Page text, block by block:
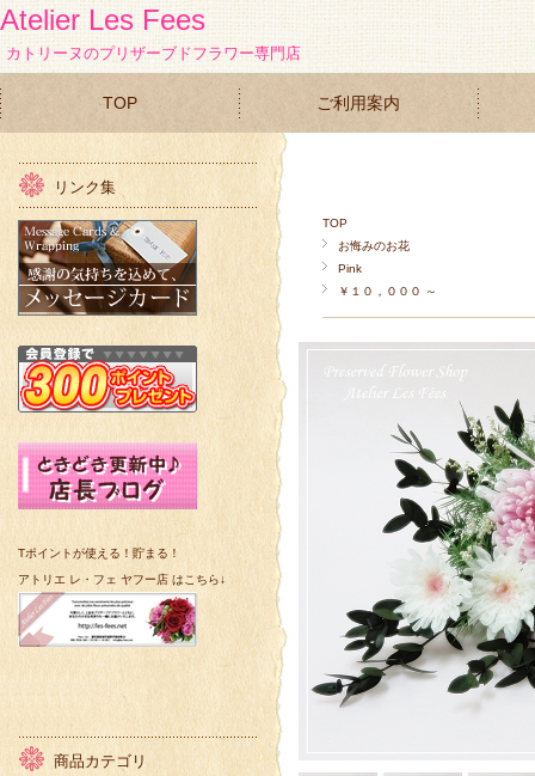
Atelier Les Fees
カトリーヌのプリザーブドフラワー専門店
TOP ご利用案内
TOP
お悔みのお花
Pink
￥１０，０００ ～
リンク集
Tポイントが使える！貯まる！
アトリエ レ・フェ ヤフー店 はこちら↓
商品カテゴリ